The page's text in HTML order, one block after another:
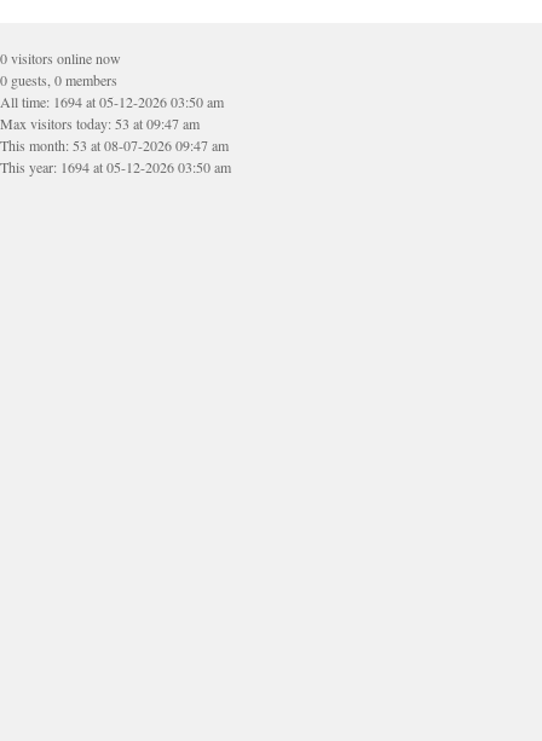
0 visitors online now
0 guests, 0 members
All time: 1694 at 05-12-2026 03:50 am
Max visitors today: 53 at 09:47 am
This month: 53 at 08-07-2026 09:47 am
This year: 1694 at 05-12-2026 03:50 am